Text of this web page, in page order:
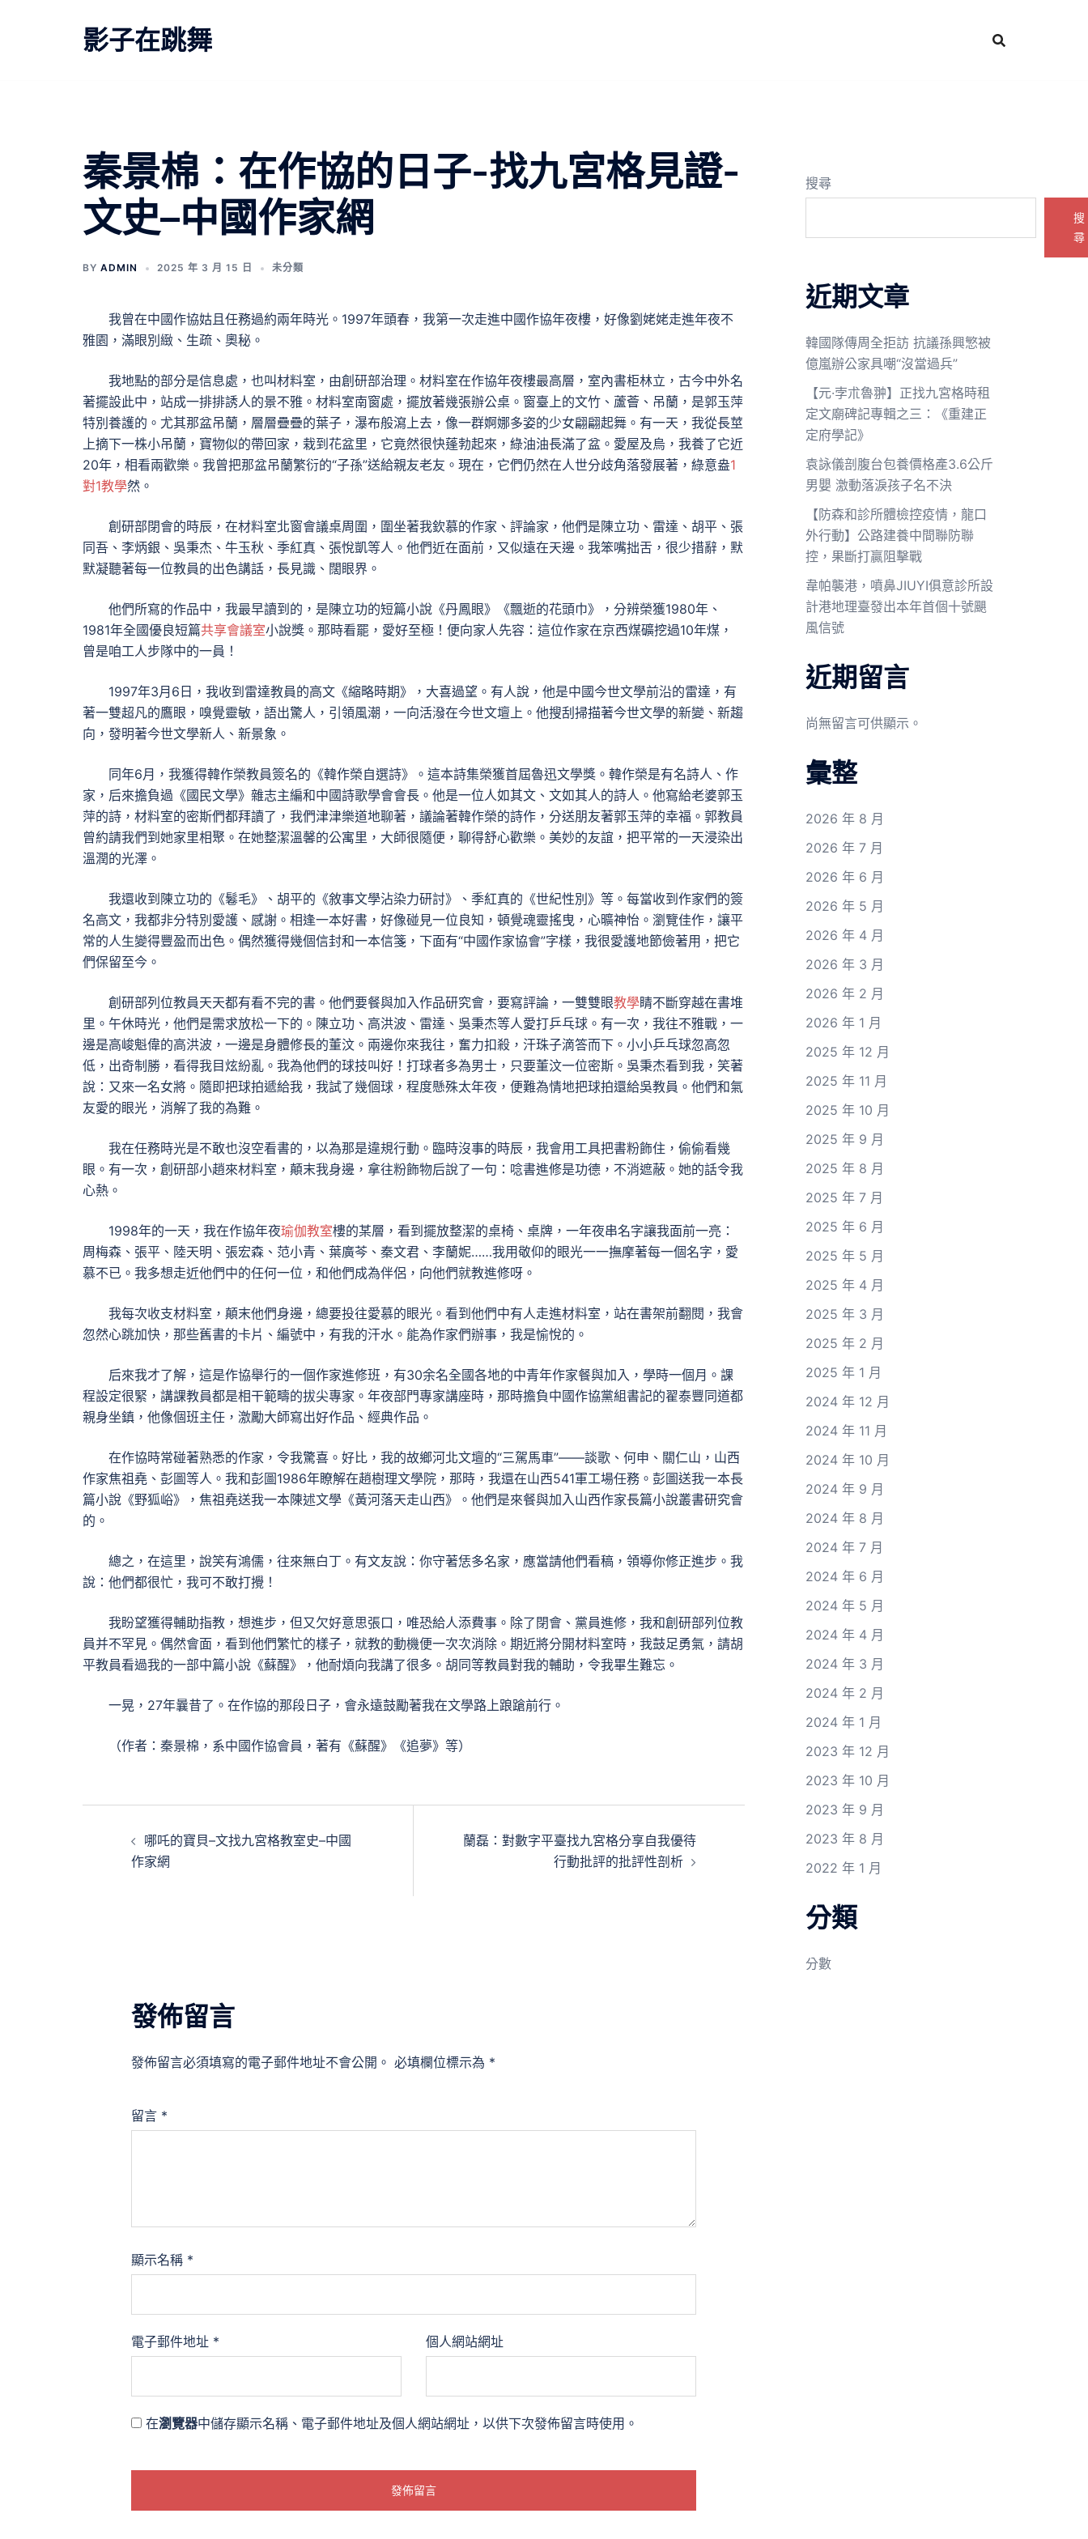
影子在跳舞
秦景棉：在作協的日子-找九宮格見證-
文史–中國作家網
BY ADMIN 2025 年 3 月 15 日 未分類
我曾在中國作協姑且任務過約兩年時光。1997年頭春，我第一次走進中國作協年夜樓，好像劉姥姥走進年夜不
雅園，滿眼別緻、生疏、奧秘。
我地點的部分是信息處，也叫材料室，由創研部治理。材料室在作協年夜樓最高層，室內書柜林立，古今中外名
著擺設此中，站成一排排誘人的景不雅。材料室南窗處，擺放著幾張辦公桌。窗臺上的文竹、蘆薈、吊蘭，是郭玉萍
特別養護的。尤其那盆吊蘭，層層疊疊的葉子，瀑布般瀉上去，像一群婀娜多姿的少女翩翩起舞。有一天，我從長莖
上摘下一株小吊蘭，寶物似的帶回家，栽到花盆里，它竟然很快蓬勃起來，綠油油長滿了盆。愛屋及烏，我養了它近
20年，相看兩歡樂。我曾把那盆吊蘭繁衍的“子孫”送給親友老友。現在，它們仍然在人世分歧角落發展著，綠意盎1
對1教學然。
創研部閉會的時辰，在材料室北窗會議桌周圍，圍坐著我欽慕的作家、評論家，他們是陳立功、雷達、胡平、張
同吾、李炳銀、吳秉杰、牛玉秋、季紅真、張悅凱等人。他們近在面前，又似遠在天邊。我笨嘴拙舌，很少措辭，默
默凝聽著每一位教員的出色講話，長見識、闊眼界。
他們所寫的作品中，我最早讀到的，是陳立功的短篇小說《丹鳳眼》《飄逝的花頭巾》，分辨榮獲1980年、
1981年全國優良短篇共享會議室小說獎。那時看罷，愛好至極！便向家人先容：這位作家在京西煤礦挖過10年煤，
曾是咱工人步隊中的一員！
1997年3月6日，我收到雷達教員的高文《縮略時期》，大喜過望。有人說，他是中國今世文學前沿的雷達，有
著一雙超凡的鷹眼，嗅覺靈敏，語出驚人，引領風潮，一向活潑在今世文壇上。他搜刮掃描著今世文學的新變、新趨
向，發明著今世文學新人、新景象。
同年6月，我獲得韓作榮教員簽名的《韓作榮自選詩》。這本詩集榮獲首屆魯迅文學獎。韓作榮是有名詩人、作
家，后來擔負過《國民文學》雜志主編和中國詩歌學會會長。他是一位人如其文、文如其人的詩人。他寫給老婆郭玉
萍的詩，材料室的密斯們都拜讀了，我們津津樂道地聊著，議論著韓作榮的詩作，分送朋友著郭玉萍的幸福。郭教員
曾約請我們到她家里相聚。在她整潔溫馨的公寓里，大師很隨便，聊得舒心歡樂。美妙的友誼，把平常的一天浸染出
溫潤的光澤。
我還收到陳立功的《鬈毛》、胡平的《敘事文學沾染力研討》、季紅真的《世紀性別》等。每當收到作家們的簽
名高文，我都非分特別愛護、感謝。相逢一本好書，好像碰見一位良知，頓覺魂靈搖曳，心曠神怡。瀏覽佳作，讓平
常的人生變得豐盈而出色。偶然獲得幾個信封和一本信箋，下面有“中國作家協會”字樣，我很愛護地節儉著用，把它
們保留至今。
創研部列位教員天天都有看不完的書。他們要餐與加入作品研究會，要寫評論，一雙雙眼教學睛不斷穿越在書堆
里。午休時光，他們是需求放松一下的。陳立功、高洪波、雷達、吳秉杰等人愛打乒乓球。有一次，我往不雅戰，一
邊是高峻魁偉的高洪波，一邊是身體修長的董汶。兩邊你來我往，奮力扣殺，汗珠子滴答而下。小小乒乓球忽高忽
低，出奇制勝，看得我目炫紛亂。我為他們的球技叫好！打球者多為男士，只要董汶一位密斯。吳秉杰看到我，笑著
說：又來一名女將。隨即把球拍遞給我，我試了幾個球，程度懸殊太年夜，便難為情地把球拍還給吳教員。他們和氣
友愛的眼光，消解了我的為難。
我在任務時光是不敢也沒空看書的，以為那是違規行動。臨時沒事的時辰，我會用工具把書粉飾住，偷偷看幾
眼。有一次，創研部小趙來材料室，顛末我身邊，拿往粉飾物后說了一句：唸書進修是功德，不消遮蔽。她的話令我
心熱。
1998年的一天，我在作協年夜瑜伽教室樓的某層，看到擺放整潔的桌椅、桌牌，一年夜串名字讓我面前一亮：
周梅森、張平、陸天明、張宏森、范小青、葉廣芩、秦文君、李蘭妮……我用敬仰的眼光一一撫摩著每一個名字，愛
慕不已。我多想走近他們中的任何一位，和他們成為伴侶，向他們就教進修呀。
我每次收支材料室，顛末他們身邊，總要投往愛慕的眼光。看到他們中有人走進材料室，站在書架前翻閱，我會
忽然心跳加快，那些舊書的卡片、編號中，有我的汗水。能為作家們辦事，我是愉悅的。
后來我才了解，這是作協舉行的一個作家進修班，有30余名全國各地的中青年作家餐與加入，學時一個月。課
程設定很緊，講課教員都是相干範疇的拔尖專家。年夜部門專家講座時，那時擔負中國作協黨組書記的翟泰豐同道都
親身坐鎮，他像個班主任，激勵大師寫出好作品、經典作品。
在作協時常碰著熟悉的作家，令我驚喜。好比，我的故鄉河北文壇的“三駕馬車”——談歌、何申、關仁山，山西
作家焦祖堯、彭圖等人。我和彭圖1986年瞭解在趙樹理文學院，那時，我還在山西541軍工場任務。彭圖送我一本長
篇小說《野狐峪》，焦祖堯送我一本陳述文學《黃河落天走山西》。他們是來餐與加入山西作家長篇小說叢書研究會
的。
總之，在這里，說笑有鴻儒，往來無白丁。有文友說：你守著恁多名家，應當請他們看稿，領導你修正進步。我
說：他們都很忙，我可不敢打攪！
我盼望獲得輔助指教，想進步，但又欠好意思張口，唯恐給人添費事。除了閉會、黨員進修，我和創研部列位教
員并不罕見。偶然會面，看到他們繁忙的樣子，就教的動機便一次次消除。期近將分開材料室時，我鼓足勇氣，請胡
平教員看過我的一部中篇小說《蘇醒》，他耐煩向我講了很多。胡同等教員對我的輔助，令我畢生難忘。
一晃，27年曩昔了。在作協的那段日子，會永遠鼓勵著我在文學路上踉蹌前行。
（作者：秦景棉，系中國作協會員，著有《蘇醒》《追夢》等）
哪吒的寶貝–文找九宮格教室史–中國
作家網
蘭磊：對數字平臺找九宮格分享自我優待
行動批評的批評性剖析
發佈留言
發佈留言必須填寫的電子郵件地址不會公開。 必填欄位標示為 *
留言 *
顯示名稱 *
電子郵件地址 * 個人網站網址
在瀏覽器中儲存顯示名稱、電子郵件地址及個人網站網址，以供下次發佈留言時使用。
搜尋
搜
尋
近期文章
韓國隊傳周全拒訪 抗議孫興慜被
億嵐辦公家具嘲“沒當過兵”
【元·孛朮魯翀】正找九宮格時租
定文廟碑記專輯之三：《重建正
定府學記》
袁詠儀剖腹台包養價格產3.6公斤
男嬰 激動落淚孩子名不決
【防森和診所體檢控疫情，龍口
外行動】公路建養中間聯防聯
控，果斷打贏阻擊戰
韋帕襲港，噴鼻JIUYI俱意診所設
計港地理臺發出本年首個十號颶
風信號
近期留言
尚無留言可供顯示。
彙整
2026 年 8 月
2026 年 7 月
2026 年 6 月
2026 年 5 月
2026 年 4 月
2026 年 3 月
2026 年 2 月
2026 年 1 月
2025 年 12 月
2025 年 11 月
2025 年 10 月
2025 年 9 月
2025 年 8 月
2025 年 7 月
2025 年 6 月
2025 年 5 月
2025 年 4 月
2025 年 3 月
2025 年 2 月
2025 年 1 月
2024 年 12 月
2024 年 11 月
2024 年 10 月
2024 年 9 月
2024 年 8 月
2024 年 7 月
2024 年 6 月
2024 年 5 月
2024 年 4 月
2024 年 3 月
2024 年 2 月
2024 年 1 月
2023 年 12 月
2023 年 10 月
2023 年 9 月
2023 年 8 月
2022 年 1 月
分類
分數